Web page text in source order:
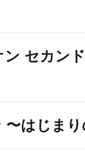
セカン
はじま